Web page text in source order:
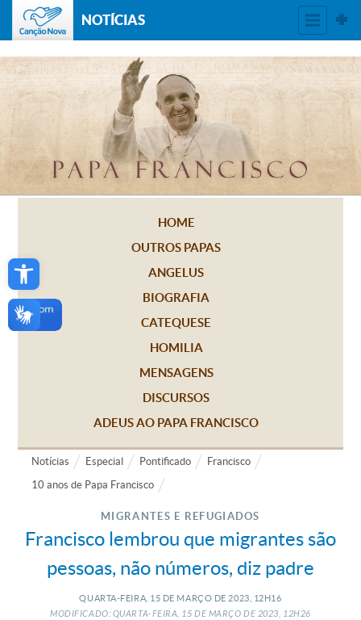
Open toolbar
NOTÍCIAS
HOME
OUTROS PAPAS
ANGELUS
BIOGRAFIA
CATEQUESE
HOMILIA
MENSAGENS
DISCURSOS
ADEUS AO PAPA FRANCISCO
Notícias Especial Pontificado
Francisco
10 anos de Papa Francisco
MIGRANTES E REFUGIADOS
Francisco lembrou que migrantes são
pessoas, não números, diz padre
QUARTA-FEIRA, 15 DE MARÇO DE 2023, 12H16
MODIFICADO: QUARTA-FEIRA, 15 DE MARÇO DE 2023, 12H26